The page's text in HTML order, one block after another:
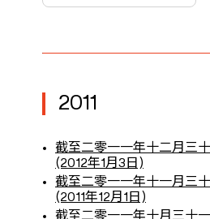
2011
截至二零一一年十二月三
(2012年1月3日)
截至二零一一年十一月三
(2011年12月1日)